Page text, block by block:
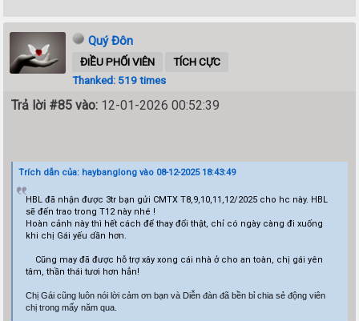
Quý Đôn
ĐIỀU PHỐI VIÊN
TÍCH CỰC
Thanked: 519 times
Trả lời #85 vào: 12-01-2026 00:52:39
Trích dẫn của: haybanglong vào 08-12-2025 18:43:49
HBL đã nhận được 3tr bạn gửi CMTX T8,9,10,11,12/2025 cho hc này. HBL
sẽ đến trao trong T12 này nhé !
Hoàn cảnh này thì hết cách để thay đổi thật, chỉ có ngày càng đi xuống
khi chị Gái yếu dần hơn.
Cũng may đã được hỗ trợ xây xong cái nhà ở cho an toàn, chị gái yên
tâm, thần thái tươi hơn hẳn!
Chị Gái cũng luôn nói lời cảm ơn bạn và Diễn đàn đã bền bỉ chia sẻ động viên
chị trong mấy năm qua.